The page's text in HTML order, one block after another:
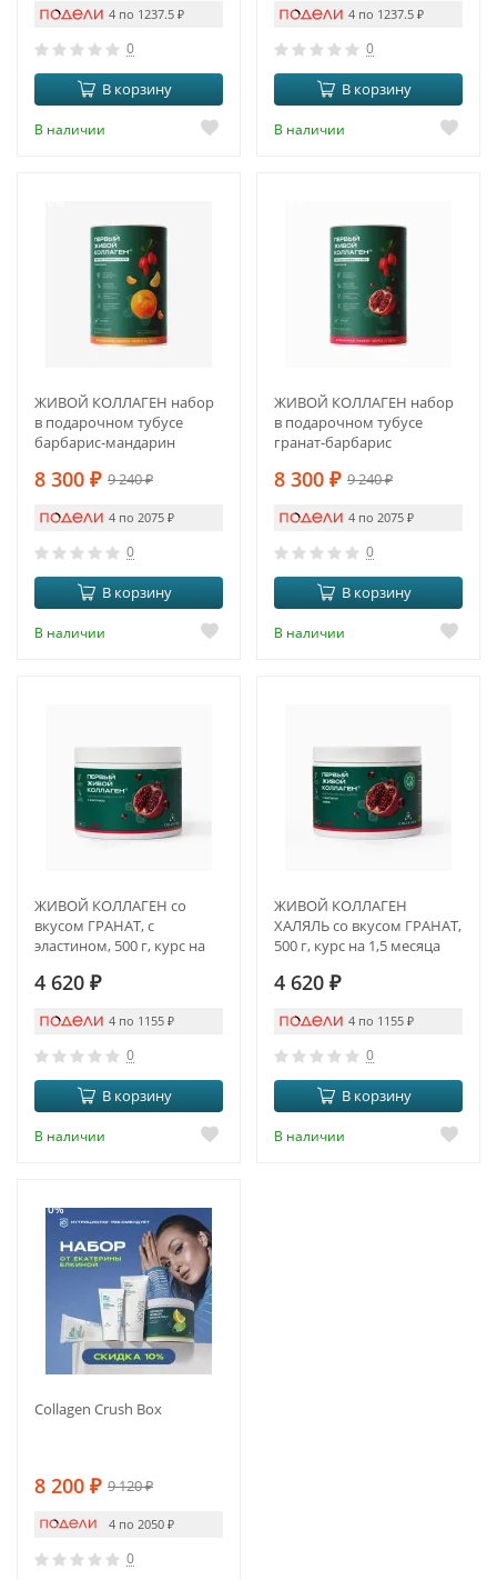
4 по 1237.5 ₽
0
В корзину
В наличии
4 по 1237.5 ₽
0
В корзину
В наличии
ЖИВОЙ КОЛЛАГЕН набор
в подарочном тубусе
барбарис-мандарин
8 300 ₽ 9 240₽
4 по 2075 ₽
0
В корзину
В наличии
ЖИВОЙ КОЛЛАГЕН набор
в подарочном тубусе
гранат-барбарис
8 300 ₽ 9 240₽
4 по 2075 ₽
0
В корзину
В наличии
ЖИВОЙ КОЛЛАГЕН со
вкусом ГРАНАТ, с
эластином, 500 г, курс на
4 620 ₽
4 по 1155 ₽
0
В корзину
В наличии
ЖИВОЙ КОЛЛАГЕН
ХАЛЯЛЬ со вкусом ГРАНАТ,
500 г, курс на 1,5 месяца
4 620 ₽
4 по 1155 ₽
0
В корзину
В наличии
-10%
Collagen Crush Box
8 200 ₽ 9 120₽
4 по 2050 ₽
0